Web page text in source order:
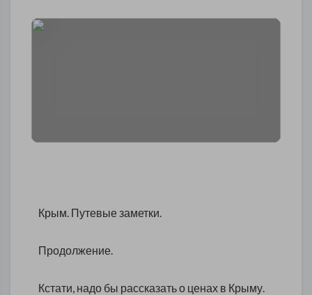
Крым. Путевые заметки.
Продолжение.
Кстати, надо бы рассказать о ценах в Крыму.